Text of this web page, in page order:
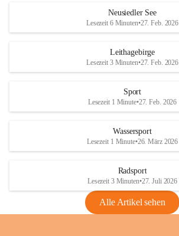
S
und den daraus folgenden wirtschaftlichen
Maßnahmen zur Bekämpfung
Rebe und der Amerikanischen
Anhang VBl. EU Nr. 18
1 Seite•1,4 MB
VBl. EU Nr. 18_2026
r
S
Neusiedler See
Lesezeit 6 Minuten•27. Feb. 2026
Leithagebirge
Lesezeit 3 Minuten•27. Feb. 2026
Sport
Lesezeit 1 Minute•27. Feb. 2026
Wassersport
Lesezeit 1 Minute•26. März 2026
Radsport
Lesezeit 3 Minuten•27. Juli 2026
Alle Artikel sehen